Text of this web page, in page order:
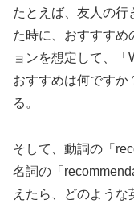
たとえば、友人の行
た時に、おすすすめ
ョンを想定して、
おすすめは何ですか
る。
そして、動詞の「
名詞の「
えたら、どのよう